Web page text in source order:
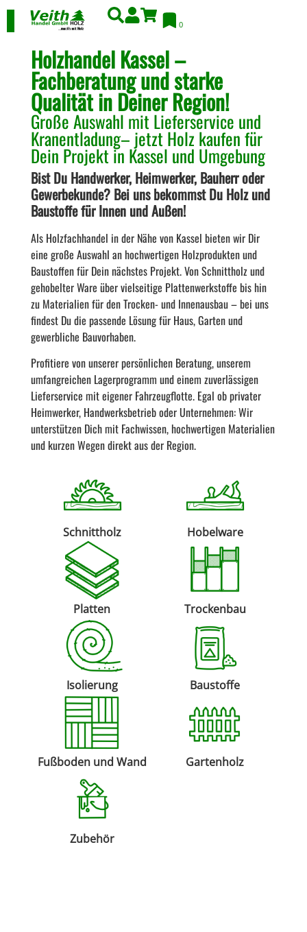
0
Holzhandel Kassel –
Fachberatung und starke
Qualität in Deiner Region!
Große Auswahl mit Lieferservice und
Kranentladung– jetzt Holz kaufen für
Dein Projekt in Kassel und Umgebung
Bist Du Handwerker, Heimwerker, Bauherr oder
Gewerbekunde? Bei uns bekommst Du Holz und
Baustoffe für Innen und Außen!
Als Holzfachhandel in der Nähe von Kassel bieten wir Dir
eine große Auswahl an hochwertigen Holzprodukten und
Baustoffen für Dein nächstes Projekt. Von Schnittholz und
gehobelter Ware über vielseitige Plattenwerkstoffe bis hin
zu Materialien für den Trocken- und Innenausbau – bei uns
findest Du die passende Lösung für Haus, Garten und
gewerbliche Bauvorhaben.
Profitiere von unserer persönlichen Beratung, unserem
umfangreichen Lagerprogramm und einem zuverlässigen
Lieferservice mit eigener Fahrzeugflotte. Egal ob privater
Heimwerker, Handwerksbetrieb oder Unternehmen: Wir
unterstützen Dich mit Fachwissen, hochwertigen Materialien
und kurzen Wegen direkt aus der Region.
Schnittholz Hobelware
Platten Trockenbau
Isolierung Baustoffe
Fußboden und Wand Gartenholz
Zubehör